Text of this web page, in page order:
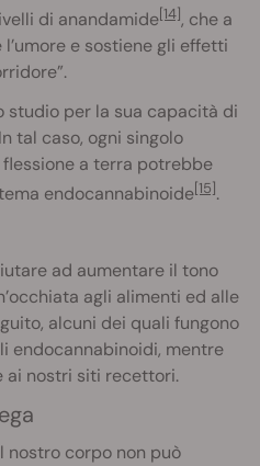
di anandamide[14], che a
e sostiene gli effetti
studio per la sua capacità di
tal caso, ogni singolo
a terra potrebbe
endocannabinoide[15].
ad aumentare il tono
agli alimenti ed alle
alcuni dei quali fungono
endocannabinoidi, mentre
ai nostri siti recettori.
nostro corpo non può